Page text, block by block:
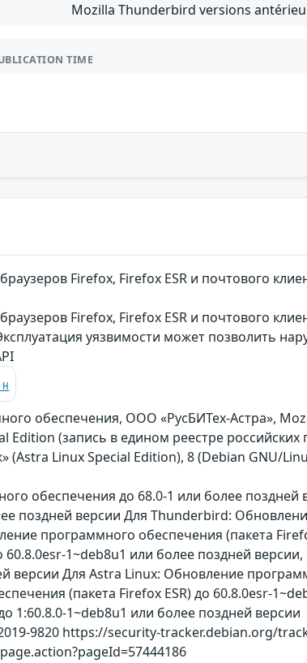
Mozilla Thunderbird versions
TIME
Firefox, Firefox ESR и почтового
Firefox, Firefox ESR и почтового
уязвимости может позволить
обеспечения, ООО «РусБИТех-Астра»,
Edition (запись в едином реестре
(Astra Linux Special Edition), 8 (Debian GNU/
обеспечения до 68.0-1 или более
поздней версии Для Thunderbird:
программного обеспечения (пакета
60.8.0esr-1~deb8u1 или более поздней
версии Для Astra Linux: Обновление
(пакета Firefox ESR) до 60.8.0esr-
1:60.8.0-1~deb8u1 или более поздней версии
9820 https://security-tracker.debian.org/